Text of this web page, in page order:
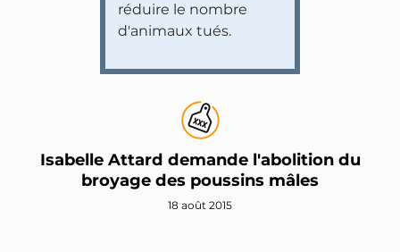
réduire le nombre
d'animaux tués.
Isabelle Attard demande l'abolition du
broyage des poussins mâles
18 août 2015